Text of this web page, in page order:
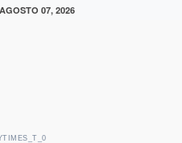
AGOSTO 07, 2026